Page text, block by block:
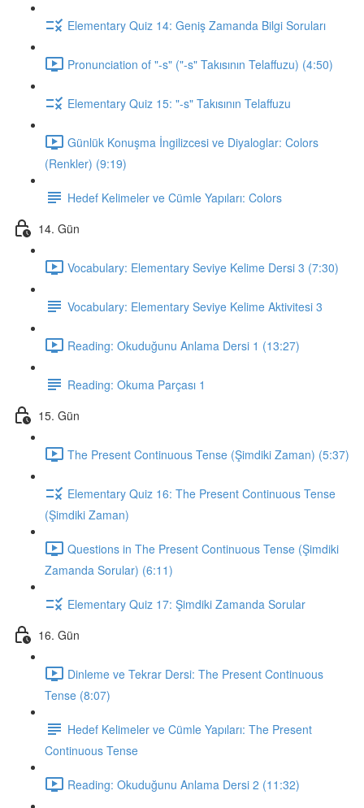
Elementary Quiz 14: Geniş Zamanda Bilgi Soruları
Pronunciation of "-s" ("-s" Takısının Telaffuzu) (4:50)
Elementary Quiz 15: "-s" Takısının Telaffuzu
Günlük Konuşma İngilizcesi ve Diyaloglar: Colors
(Renkler) (9:19)
Hedef Kelimeler ve Cümle Yapıları: Colors
14. Gün
Vocabulary: Elementary Seviye Kelime Dersi 3 (7:30)
Vocabulary: Elementary Seviye Kelime Aktivitesi 3
Reading: Okuduğunu Anlama Dersi 1 (13:27)
Reading: Okuma Parçası 1
15. Gün
The Present Continuous Tense (Şimdiki Zaman) (5:37)
Elementary Quiz 16: The Present Continuous Tense
(Şimdiki Zaman)
Questions in The Present Continuous Tense (Şimdiki
Zamanda Sorular) (6:11)
Elementary Quiz 17: Şimdiki Zamanda Sorular
16. Gün
Dinleme ve Tekrar Dersi: The Present Continuous
Tense (8:07)
Hedef Kelimeler ve Cümle Yapıları: The Present
Continuous Tense
Reading: Okuduğunu Anlama Dersi 2 (11:32)